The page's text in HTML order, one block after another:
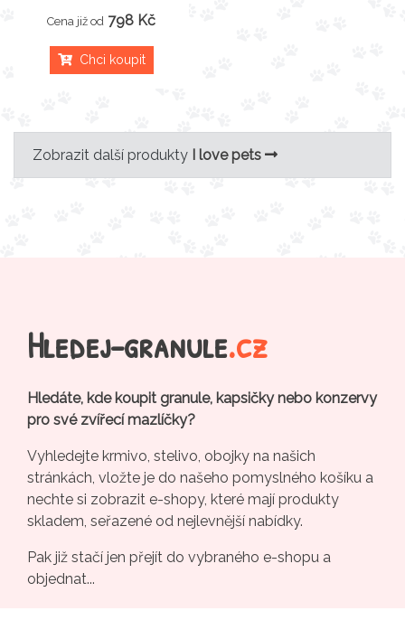
Cena již od 798 Kč
Chci koupit
Zobrazit další produkty I love pets
Hledej-granule.cz
Hledáte, kde koupit granule, kapsičky nebo konzervy
pro své zvířecí mazlíčky?
Vyhledejte krmivo, stelivo, obojky na našich
stránkách, vložte je do našeho pomyslného košíku a
nechte si zobrazit e-shopy, které mají produkty
skladem, seřazené od nejlevnější nabídky.
Pak již stačí jen přejít do vybraného e-shopu a
objednat...